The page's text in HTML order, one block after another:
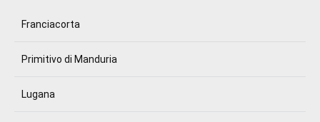
Franciacorta
Primitivo di Manduria
Lugana